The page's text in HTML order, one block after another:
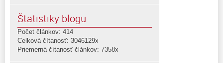
Štatistiky blogu
Počet článkov: 414
Celková čítanosť: 3046129x
Priemerná čítanosť článkov: 7358x